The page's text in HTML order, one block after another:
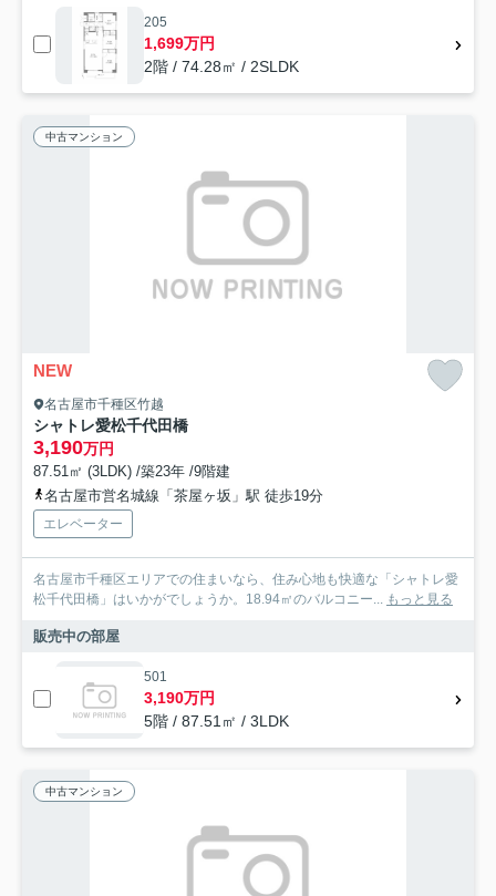
205
1,699万円
2階 / 74.28㎡ / 2SLDK
中古マンション
NEW
名古屋市千種区竹越
シャトレ愛松千代田橋
3,190万円
87.51㎡ (3LDK) /築23年 /9階建
名古屋市営名城線「茶屋ヶ坂」駅 徒歩19分
エレベーター
名古屋市千種区エリアでの住まいなら、住み心地も快適な「シャトレ愛
松千代田橋」はいかがでしょうか。18.94㎡のバルコニー...
もっと見る
販売中の部屋
501
3,190万円
5階 / 87.51㎡ / 3LDK
中古マンション